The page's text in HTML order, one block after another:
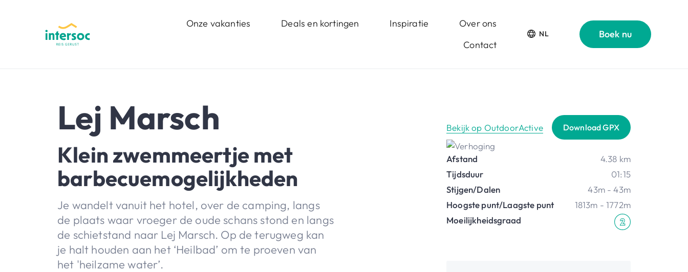
Onze vakanties Deals en kortingen Inspiratie
Over ons
Contact
NL Boek nu
Lej Marsch
Klein zwemmeertje met
barbecuemogelijkheden
Je wandelt vanuit het hotel, over de camping, langs
de plaats waar vroeger de oude schans stond en langs
de schietstand naar Lej Marsch. Op de terugweg kan
je halt houden aan het ‘Heilbad’ om te proeven van
het 'heilzame water’.
Bekijk op OutdoorActive Download GPX
Afstand
4.38 km
Tijdsduur
01:15
Stijgen/Dalen
43m - 43m
Hoogste punt/Laagste punt
1813m - 1772m
Moeilijkheidsgraad